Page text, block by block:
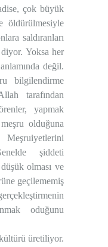
çok büyük
öldürülmesiyle
saldıranları
Yoksa her
değil.
bilgilendirme
tarafından
yapmak
olduğuna
şiddeti
olması ve
geçilememiş
oduğunu
üretiliyor.